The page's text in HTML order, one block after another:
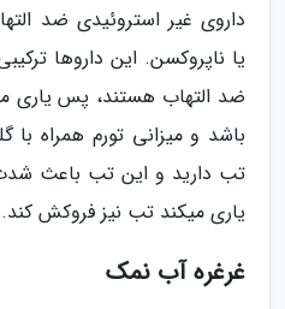
یا ناپروکسن. این داروها
ضد التهاب هستند، پس یاری
باشد و میزانی تورم همراه با
تب دارید و این تب باعث شدت
یاری میکند تب نیز فروکش کند.
غرغره آب نمک